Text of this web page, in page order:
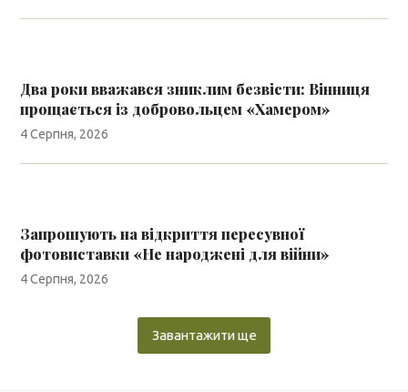
Два роки вважався зниклим безвісти: Вінниця
прощається із добровольцем «Хамером»
4 Серпня, 2026
Запрошують на відкриття пересувної
фотовиставки «Не народжені для війни»
4 Серпня, 2026
Завантажити ще